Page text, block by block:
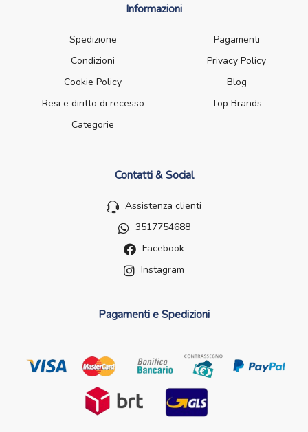
Informazioni
Spedizione
Pagamenti
Condizioni
Privacy Policy
Cookie Policy
Blog
Resi e diritto di recesso
Top Brands
Categorie
Contatti & Social
Assistenza clienti
3517754688
Facebook
Instagram
Pagamenti e Spedizioni